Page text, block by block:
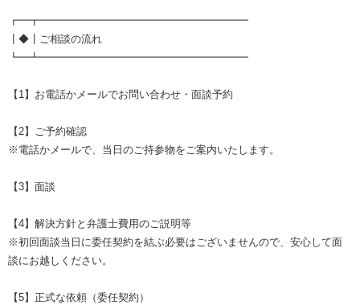
┏━┳━━━━━━━━━━━━━━━━━━━━
┃◆┃ご相談の流れ
┗━┻━━━━━━━━━━━━━━━━━━━━
【1】お電話かメールでお問い合わせ・面談予約
【2】ご予約確認
※電話かメールで、当日のご持参物をご案内いたします。
【3】面談
【4】解決方針と弁護士費用のご説明等
※初回面談当日に委任契約を結ぶ必要はございませんので、安心して面
談にお越しください。
【5】正式な依頼（委任契約）